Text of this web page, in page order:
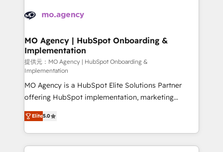
Accreditations. Based in Canada (coast to coast), our
services are offered in both English & French.
HubSpot journey, design and implement your
infrastructure to life. Our collaborative approach
keeps you in control whilst we plan and support the
route to your revenue goals. We have successfully
supported over 500 organisations with HubSpot
implementation, optimisation, training, and
adoption assurance. Our tried and tested Roadmap
methodology will ensure that you receive the best
deployment experience possible. Whether you are
new to HubSpot or seeking to turn around a poor
install, our team have the change management
MO Agency | HubSpot Onboarding &
Implementation
提供元：MO Agency | HubSpot Onboarding &
Implementation
MO Agency is a HubSpot Elite Solutions Partner
offering HubSpot implementation, marketing
automation, CRM and RevOps consulting, B2B SEO,
paid media, content marketing, AEO and GEO (AI
search optimisation), and HubSpot Content Hub and
WordPress development. We work with enterprise
Elite5.0